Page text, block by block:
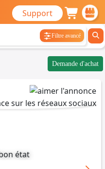
Support
Filtre avancé
Demande d'achat